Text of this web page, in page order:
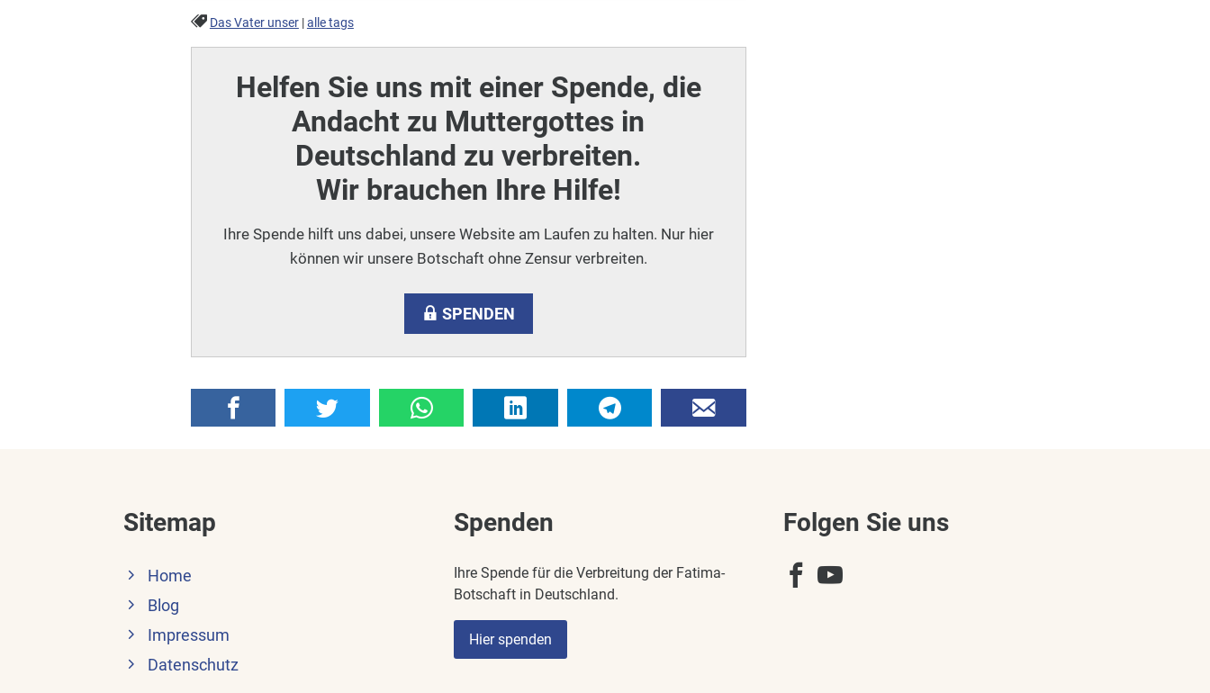
Das Vater unser|alle tags
Helfen Sie uns mit einer Spende, die
Andacht zu Muttergottes in
Deutschland zu verbreiten.
Wir brauchen Ihre Hilfe!
Ihre Spende hilft uns dabei, unsere Website am Laufen zu halten. Nur hier
können wir unsere Botschaft ohne Zensur verbreiten.
SPENDEN
Sitemap
Home
Blog
Impressum
Datenschutz
Spenden
Ihre Spende für die Verbreitung der Fatima-
Botschaft in Deutschland.
Hier spenden
Folgen Sie uns